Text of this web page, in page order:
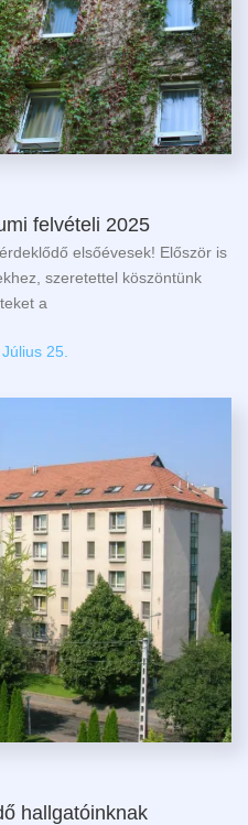
felvételi 2025
elsőévesek! Először is
szeretettel köszöntünk
a
25.
hallgatóinknak